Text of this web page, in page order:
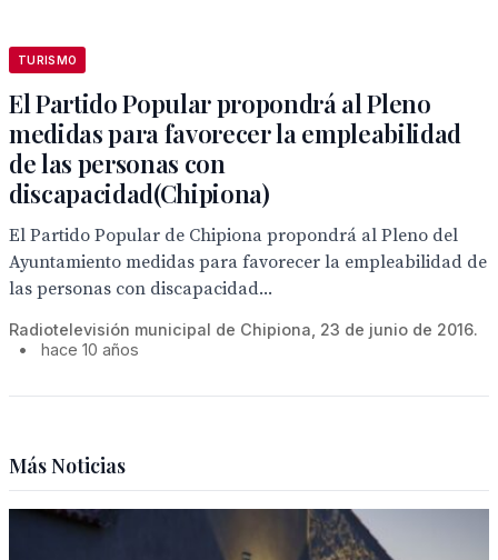
TURISMO
El Partido Popular propondrá al Pleno
medidas para favorecer la empleabilidad
de las personas con
discapacidad(Chipiona)
El Partido Popular de Chipiona propondrá al Pleno del
Ayuntamiento medidas para favorecer la empleabilidad de
las personas con discapacidad...
Radiotelevisión municipal de Chipiona, 23 de junio de 2016.
•
hace 10 años
Más Noticias